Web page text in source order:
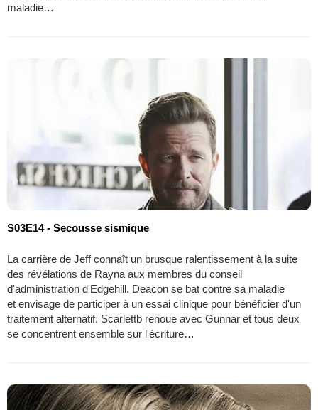
maladie…
S03E14 - Secousse sismique
La carrière de Jeff connaît un brusque ralentissement à la suite
des révélations de Rayna aux membres du conseil
d'administration d'Edgehill. Deacon se bat contre sa maladie
et envisage de participer à un essai clinique pour bénéficier d'un
traitement alternatif. Scarlettb renoue avec Gunnar et tous deux
se concentrent ensemble sur l'écriture…